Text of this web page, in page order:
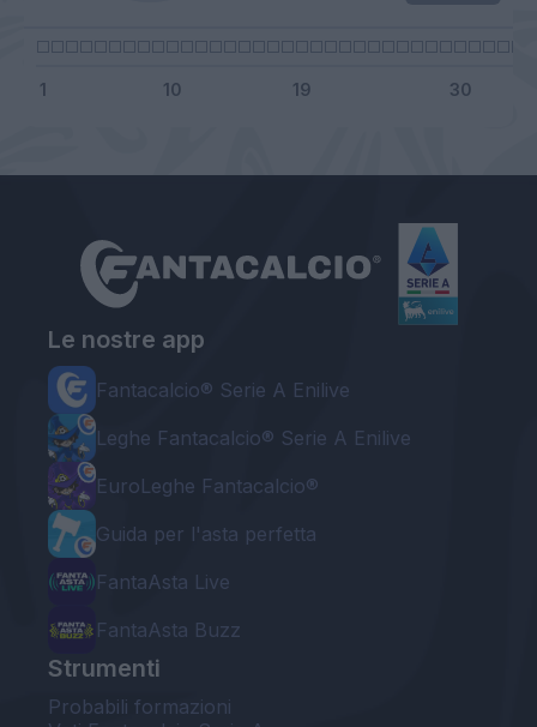
Le nostre app
Fantacalcio® Serie A Enilive
Leghe Fantacalcio® Serie A Enilive
EuroLeghe Fantacalcio®
Guida per l'asta perfetta
FantaAsta Live
FantaAsta Buzz
Strumenti
Probabili formazioni